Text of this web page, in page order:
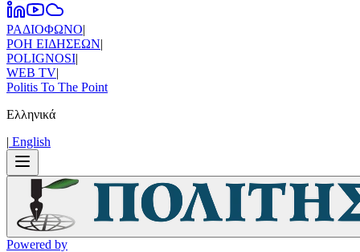
ΡΑΔΙΟΦΩΝΟ|
ΡΟΗ ΕΙΔΗΣΕΩΝ|
POLIGNOSI|
WEB TV|
Politis To The Point
Ελληνικά
| Εnglish
Powered by